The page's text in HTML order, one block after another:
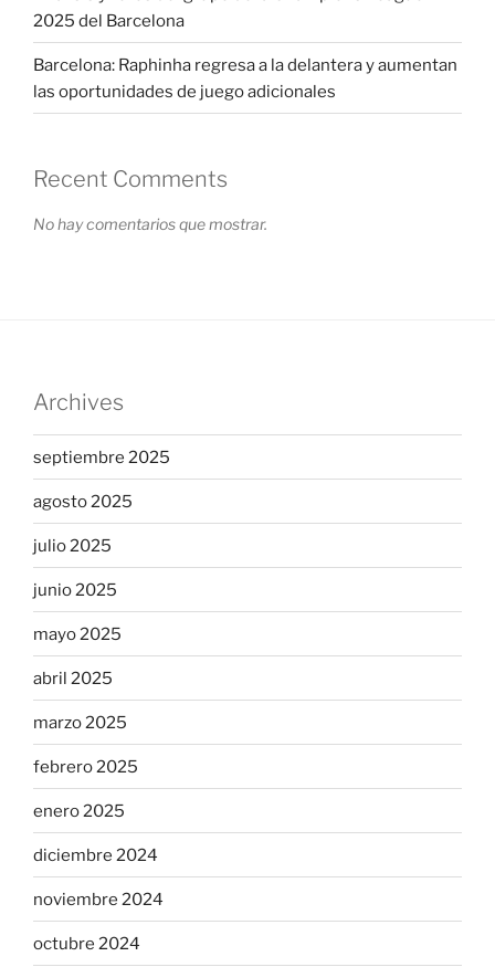
2025 del Barcelona
Barcelona: Raphinha regresa a la delantera y aumentan
las oportunidades de juego adicionales
Recent Comments
No hay comentarios que mostrar.
Archives
septiembre 2025
agosto 2025
julio 2025
junio 2025
mayo 2025
abril 2025
marzo 2025
febrero 2025
enero 2025
diciembre 2024
noviembre 2024
octubre 2024